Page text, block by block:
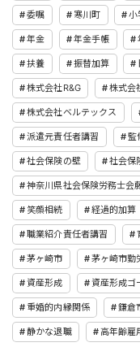
委嘱 寒川町 小
年金 年金手帳
扶養 振替加算
株式会社R&G 株式会
株式会社ベルテックス
派遣元責任者講習 監
社会保険の壁 社会保
神奈川県社会保険労務士会
笑顔相続 経過的加算
職業紹介責任者講習
茅ヶ崎市 茅ヶ崎市勤
資産形成 資産形成ゴ
重婚的内縁関係 鎌倉
静かな退職 高年齢雇